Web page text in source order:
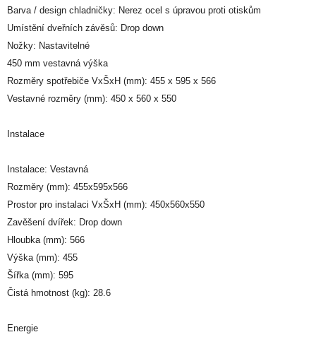
Barva / design chladničky: Nerez ocel s úpravou proti otiskům
Umístění dveřních závěsů: Drop down
Nožky: Nastavitelné
450 mm vestavná výška
Rozměry spotřebiče VxŠxH (mm): 455 x 595 x 566
Vestavné rozměry (mm): 450 x 560 x 550
Instalace
Instalace: Vestavná
Rozměry (mm): 455x595x566
Prostor pro instalaci VxŠxH (mm): 450x560x550
Zavěšení dvířek: Drop down
Hloubka (mm): 566
Výška (mm): 455
Šířka (mm): 595
Čistá hmotnost (kg): 28.6
Energie